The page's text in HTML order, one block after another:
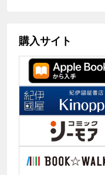
購入サイト